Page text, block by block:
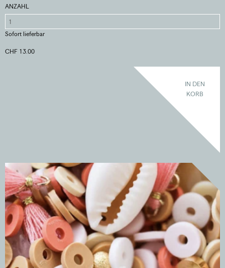
ANZAHL
Sofort lieferbar
CHF 13.00
IN DEN
KORB